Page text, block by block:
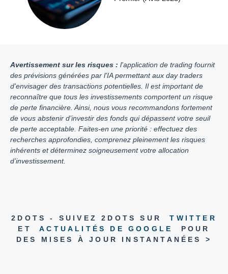
Avertissement sur les risques : l'application de trading fournit
des prévisions générées par l'IA permettant aux day traders
d'envisager des transactions potentielles. Il est important de
reconnaître que tous les investissements comportent un risque
de perte financière. Ainsi, nous vous recommandons fortement
de vous abstenir d’investir des fonds qui dépassent votre seuil
de perte acceptable. Faites-en une priorité : effectuez des
recherches approfondies, comprenez pleinement les risques
inhérents et déterminez soigneusement votre allocation
d’investissement.
2DOTS - SUIVEZ 2DOTS SURTWITTER
ETACTUALITÉS DE GOOGLE
POUR
DES MISES À JOUR INSTANTANÉES >